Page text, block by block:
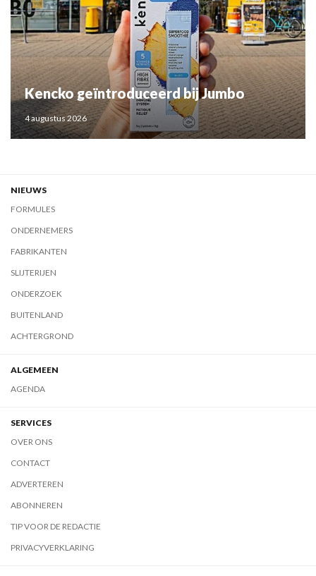
Kencko geïntroduceerd bij Jumbo
4 augustus 2026
NIEUWS
FORMULES
ONDERNEMERS
FABRIKANTEN
SLIJTERIJEN
ONDERZOEK
BUITENLAND
ACHTERGROND
ALGEMEEN
AGENDA
SERVICES
OVER ONS
CONTACT
ADVERTEREN
ABONNEREN
TIP VOOR DE REDACTIE
PRIVACYVERKLARING